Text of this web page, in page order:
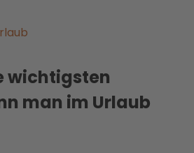
wichtigsten
man im Urlaub